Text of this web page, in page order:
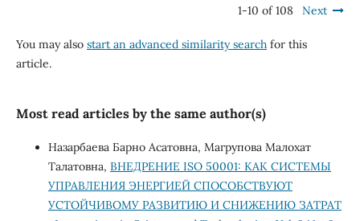
1-10 of 108 Next
You may also start an advanced similarity searchfor this
article.
Most read articles by the same author(s)
Назарбаева Барно Асатовна, Магрупова Малохат
Талатовна, ВНЕДРЕНИЕ ISO 50001: КАК СИСТЕМЫ
УПРАВЛЕНИЯ ЭНЕРГИЕЙ СПОСОБСТВУЮТ
УСТОЙЧИВОМУ РАЗВИТИЮ И СНИЖЕНИЮ ЗАТРАТ